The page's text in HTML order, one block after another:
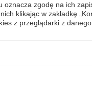
oznacza zgodę na ich
klikając w zakładkę
z przeglądarki z